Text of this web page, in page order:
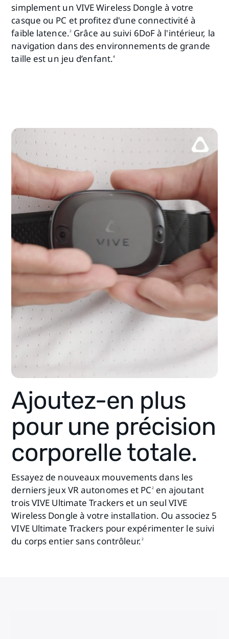
simplement un VIVE Wireless Dongle à votre
casque ou PC et profitez d'une connectivité à
faible latence.2 Grâce au suivi 6DoF à l'intérieur, la
navigation dans des environnements de grande
taille est un jeu d’enfant.4
Ajoutez-en plus
pour une précision
corporelle totale.
Essayez de nouveaux mouvements dans les
derniers jeux VR autonomes et PC 2en ajoutant
trois VIVE Ultimate Trackers et un seul VIVE
Wireless Dongle à votre installation. Ou associez 5
VIVE Ultimate Trackers pour expérimenter le suivi
du corps entier sans contrôleur. 2